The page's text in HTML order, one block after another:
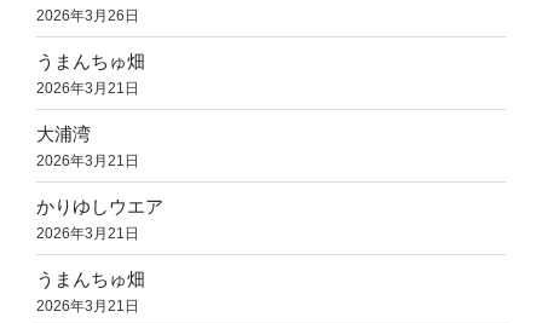
2026年3月26日
うまんちゅ畑
2026年3月21日
大浦湾
2026年3月21日
かりゆしウエア
2026年3月21日
うまんちゅ畑
2026年3月21日